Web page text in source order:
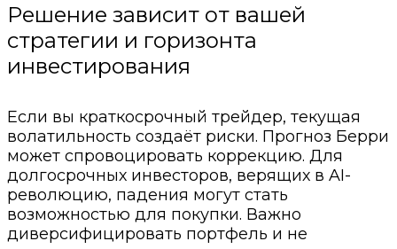
Решение зависит от вашей
стратегии и горизонта
инвестирования
Если вы краткосрочный трейдер, текущая
волатильность создаёт риски. Прогноз Берри
может спровоцировать коррекцию. Для
долгосрочных инвесторов, верящих в AI-
революцию, падения могут стать
возможностью для покупки. Важно
диверсифицировать портфель и не